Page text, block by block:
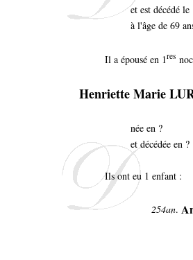
et est décédé le
à l'âge de 69
Il a épousé en 1res
Henriette Marie
née en ?
et décédée en ?
Ils ont eu 1 enfant :
254an.